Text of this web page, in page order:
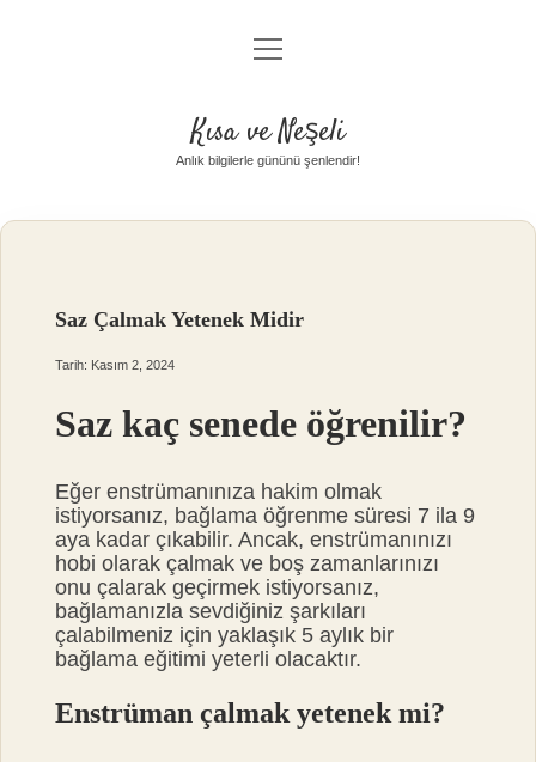
Anasayfa
Yasal Uyarı
menüyü
aç
Kısa ve Neşeli
Anlık bilgilerle gününü şenlendir!
Saz Çalmak Yetenek Midir
Tarih: Kasım 2, 2024
Saz kaç senede öğrenilir?
Eğer enstrümanınıza hakim olmak
istiyorsanız, bağlama öğrenme süresi 7 ila 9
aya kadar çıkabilir. Ancak, enstrümanınızı
hobi olarak çalmak ve boş zamanlarınızı
onu çalarak geçirmek istiyorsanız,
bağlamanızla sevdiğiniz şarkıları
çalabilmeniz için yaklaşık 5 aylık bir
bağlama eğitimi yeterli olacaktır.
Enstrüman çalmak yetenek mi?